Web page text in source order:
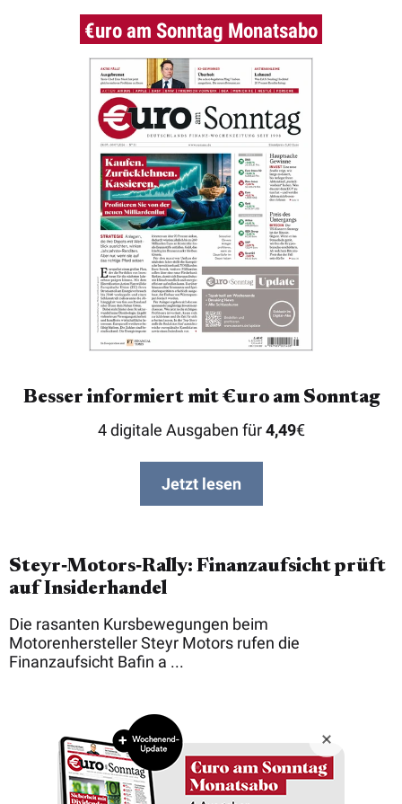
€uro am Sonntag Monatsabo
Besser informiert mit €uro am Sonntag
4 digitale Ausgaben für4,49€
Jetzt lesen
Steyr‑Motors‑Rally: Finanzaufsicht prüft
auf Insiderhandel
Die rasanten Kursbewegungen beim
Motorenhersteller Steyr Motors rufen die
Finanzaufsicht Bafin a ...
Copyright © 2026 Börsenmedien AG
Impressum
Datenschutz